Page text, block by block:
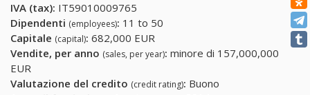
IVA (tax): IT59010009765
Dipendenti (employees): 11 to 50
Capitale (capital): 682,000 EUR
Vendite, per anno (sales, per year): minore di 157,000,000
EUR
Valutazione del credito (credit rating): Buono